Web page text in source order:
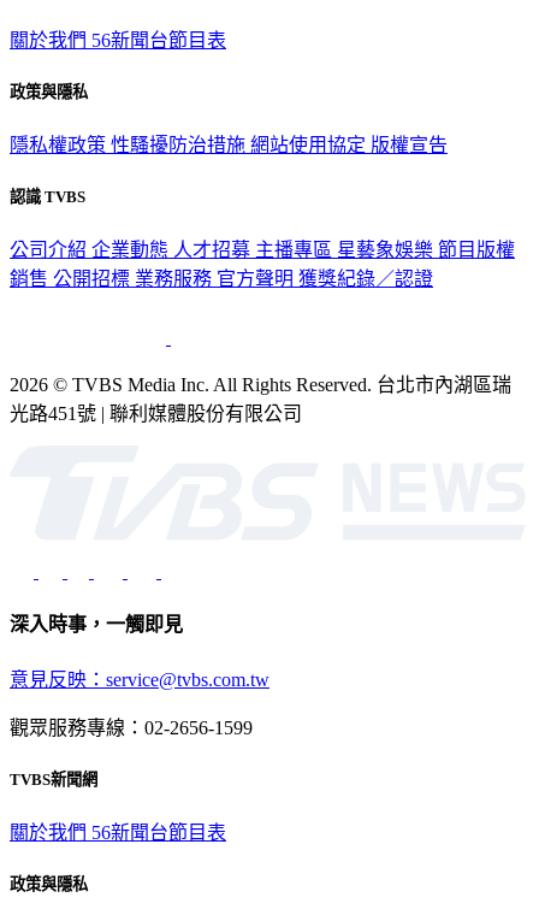
關於我們 56新聞台節目表
政策與隱私
隱私權政策 性騷擾防治措施 網站使用協定 版權宣告
認識 TVBS
公司介紹 企業動態 人才招募 主播專區 星藝象娛樂 節目版權
銷售 公開招標 業務服務 官方聲明 獲獎紀錄／認證
2026 © TVBS Media Inc. All Rights Reserved. 台北市內湖區瑞
光路451號 | 聯利媒體股份有限公司
深入時事，一觸即見
意見反映：service@tvbs.com.tw
觀眾服務專線：02-2656-1599
TVBS新聞網
關於我們 56新聞台節目表
政策與隱私